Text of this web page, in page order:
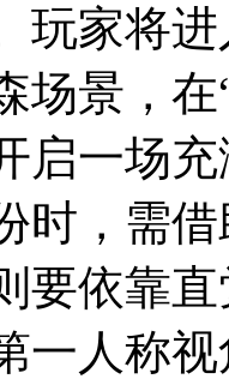
玩家将
场景，
启一场
时，需
要依靠
一人称